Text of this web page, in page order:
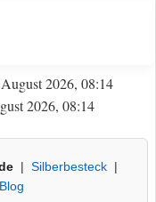
2026, 08:14
2026, 08:14
| Silberbesteck|